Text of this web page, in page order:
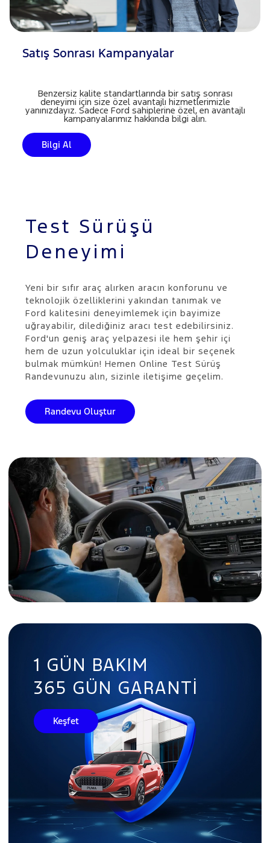
Satış Sonrası Kampanyalar
Benzersiz kalite standartlarında bir satış sonrası
deneyimi için size özel avantajlı hizmetlerimizle
yanınızdayız. Sadece Ford sahiplerine özel, en avantajlı
kampanyalarımız hakkında bilgi alın.
Bilgi Al
Test Sürüşü
Deneyimi
Yeni bir sıfır araç alırken aracın konforunu ve
teknolojik özelliklerini yakından tanımak ve
Ford kalitesini deneyimlemek için bayimize
uğrayabilir, dilediğiniz aracı test edebilirsiniz.
Ford'un geniş araç yelpazesi ile hem şehir içi
hem de uzun yolculuklar için ideal bir seçenek
bulmak mümkün! Hemen Online Test Sürüş
Randevunuzu alın, sizinle iletişime geçelim.
Randevu Oluştur
1 GÜN BAKIM
365 GÜN GARANTI
Keşfet